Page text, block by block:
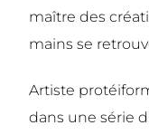
maître des
mains se
Artiste
dans une série